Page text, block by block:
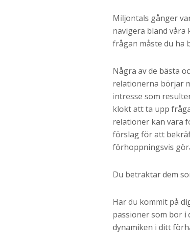
Genom att registrera godkänner jag
Sekretesspolicyn
. Jag godkänner att ta
information och reklam via e-post
operatörer. Jag kan dra tillbaka
STARTA NU!
Miljontals gånger
navigera bland våra
frågan måste du ha
Några av de bästa
relationerna börjar
intresse som
klokt att ta upp
relationer kan vara
förslag för att
förhoppningsvis
Du betraktar dem
Har du kommit på
passioner som bor i
dynamiken i ditt